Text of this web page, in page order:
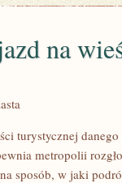
na
turystycznej
metropolii
sposób, w jaki